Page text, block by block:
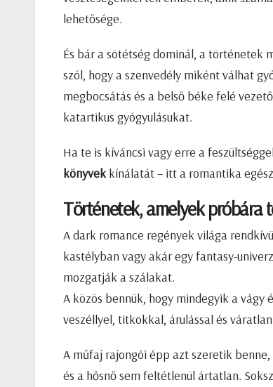
lehetősége.
És bár a sötétség dominál, a történetek
szól, hogy a szenvedély miként válhat
megbocsátás és a belső béke felé
katartikus gyógyulásukat.
Ha te is kíváncsi vagy erre a
könyvek kínálatát – itt a romantika
Történetek, amelyek próbára
A dark romance regények világa
kastélyban vagy akár egy fantasy-
mozgatják a szálakat.
A közös bennük, hogy mindegyik a
veszéllyel, titkokkal, árulással és
A műfaj rajongói épp azt szeretik
és a hősnő sem feltétlenül ártatlan.